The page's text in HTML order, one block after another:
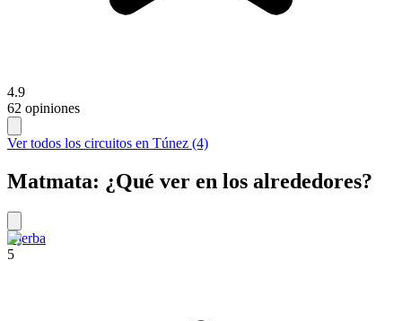
4.9
62 opiniones
Ver todos los circuitos en Túnez (4)
Matmata: ¿Qué ver en los alrededores?
Djerba
5